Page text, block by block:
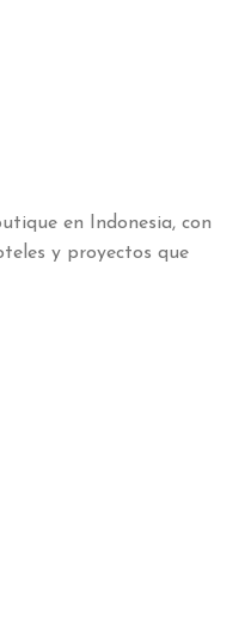
en Indonesia, con
y proyectos que